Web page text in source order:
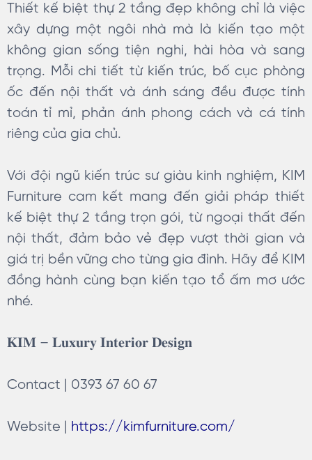
Thiết kế biệt thự 2 tầng đẹp không chỉ là việc
xây dựng một ngôi nhà mà là kiến tạo một
không gian sống tiện nghi, hài hòa và sang
trọng. Mỗi chi tiết từ kiến trúc, bố cục phòng
ốc đến nội thất và ánh sáng đều được tính
toán tỉ mỉ, phản ánh phong cách và cá tính
riêng của gia chủ.
Với đội ngũ kiến trúc sư giàu kinh nghiệm, KIM
Furniture cam kết mang đến giải pháp thiết
kế biệt thự 2 tầng trọn gói, từ ngoại thất đến
nội thất, đảm bảo vẻ đẹp vượt thời gian và
giá trị bền vững cho từng gia đình. Hãy để KIM
đồng hành cùng bạn kiến tạo tổ ấm mơ ước
nhé.
𝐊𝐈𝐌 – 𝐋𝐮𝐱𝐮𝐫𝐲 𝐈𝐧𝐭𝐞𝐫𝐢𝐨𝐫 𝐃𝐞𝐬𝐢𝐠𝐧
Contact | 0393 67 60 67
Website | https://kimfurniture.com/